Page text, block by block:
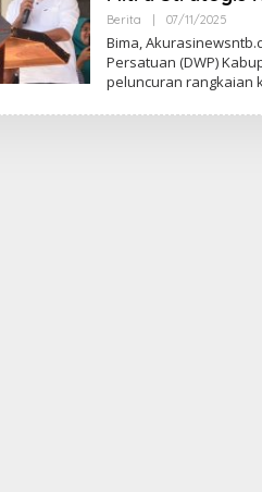
Berita | 07/11/2025
E
H
A
Bima,
Persatuan (DWP)
peluncuran rangkaian